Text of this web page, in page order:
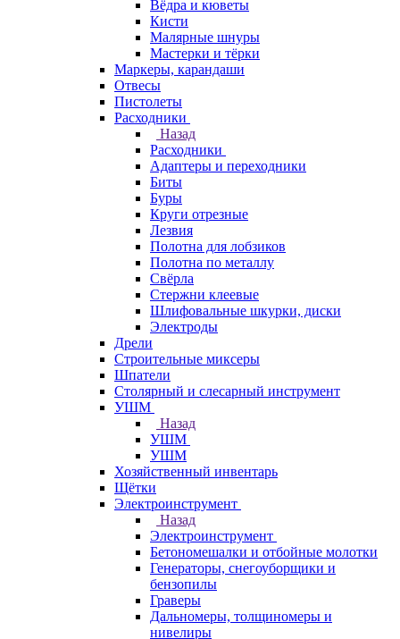
Вёдра и кюветы
Кисти
Малярные шнуры
Мастерки и тёрки
Маркеры, карандаши
Отвесы
Пистолеты
Расходники
Назад
Расходники
Адаптеры и переходники
Биты
Буры
Круги отрезные
Лезвия
Полотна для лобзиков
Полотна по металлу
Свёрла
Стержни клеевые
Шлифовальные шкурки, диски
Электроды
Дрели
Строительные миксеры
Шпатели
Столярный и слесарный инструмент
УШМ
Назад
УШМ
УШМ
Хозяйственный инвентарь
Щётки
Электроинструмент
Назад
Электроинструмент
Бетономешалки и отбойные молотки
Генераторы, снегоуборщики и
бензопилы
Граверы
Дальномеры, толщиномеры и
нивелиры